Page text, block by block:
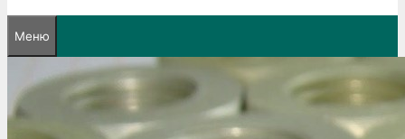
Меню